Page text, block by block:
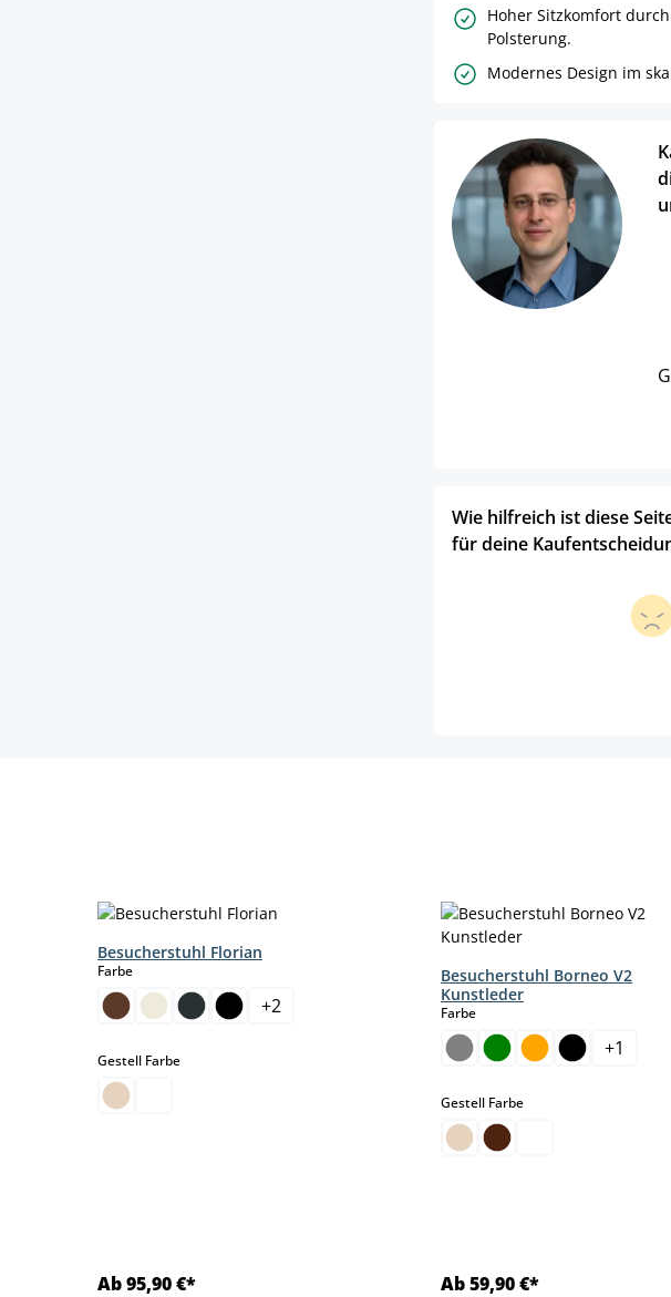
Hoher Sitzkomfort
Polsterung.
Modernes Design im
Wie hilfreich ist diese
für deine
verfügbar.)
Besucherstuhl Florian
Farbeauswählen
+2
Gestell Farbeauswählen
Ab 95,90 €*
Besucherstuhl Borneo V2
Kunstleder
Farbeauswählen
+1
Gestell Farbeauswählen
Ab 59,90 €*